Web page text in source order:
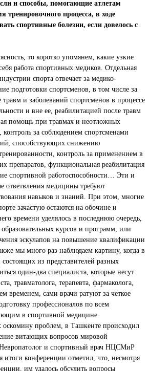
и способы, помогающие атлетам
тренировочного процесса, в ходе
спортивные болезни, если довелось с
то коротко упомянем, какие узкие
работа спортивных медиков. Отдельная
спорта отвечает за медико-
подготовки спортсменов, в том числе за
и заболеваний спортсменов в процессе
и вне ее, реабилитацией после травм
помощь при травмах и неотложных
контроль за соблюдением спортсменами
способствующих снижению
контроль за применением в
препаратов, функциональная реабилитация
спортивной работоспособности… Эти и
ответвления медицины требуют
навыков и знаний. При этом, многие
зачастую остаются на обочине и
времени уделялось в последнюю очередь,
курсов и программ, или
эскулапов на повышение квалификации
мы много раз наблюдаем картину, когда в
из представителей разных
один-два специалиста, которые несут
травматолога, терапевта, фармаколога,
временем, сами врачи ратуют за четкое
профессионалов по всем
в спортивной медицине.
проблем, в Ташкенте происходил
витающих вопросов мировой
и спортивный врач НЦСМиР
итоги конференции отметил, что, несмотря
им удалось обсудить вопросы